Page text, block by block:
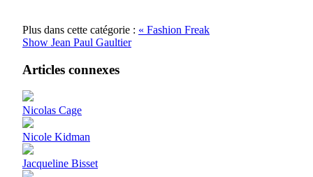
Plus dans cette catégorie : « Fashion Freak
Show Jean Paul Gaultier
Articles connexes
Nicolas Cage
Nicole Kidman
Jacqueline Bisset